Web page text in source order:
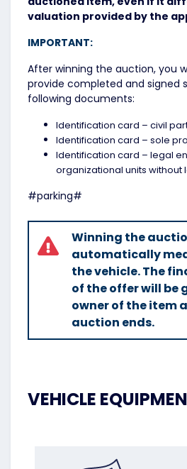
valuation provided by the
IMPORTANT:
After winning the auction, you
provide completed and signed
following documents:
Identification card – civil
Identification card – sole
Identification card – legal
organizational units without
#parking#
Winning the
automatically
the vehicle. The
of the offer will be
owner of the item
auction ends.
VEHICLE